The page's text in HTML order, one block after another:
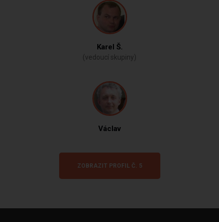
Karel Š.
(vedoucí skupiny)
Václav
ZOBRAZIT PROFIL Č. 5